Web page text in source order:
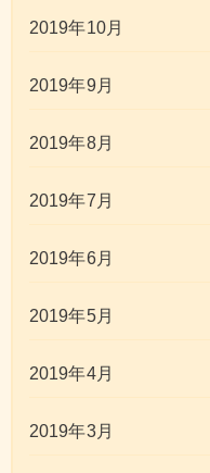
2019年10月
2019年9月
2019年8月
2019年7月
2019年6月
2019年5月
2019年4月
2019年3月